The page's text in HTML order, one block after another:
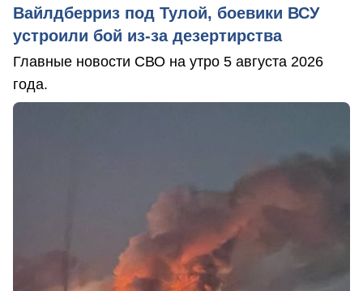
Вайлдберриз под Тулой, боевики ВСУ
устроили бой из-за дезертирства
Главные новости СВО на утро 5 августа 2026
года.